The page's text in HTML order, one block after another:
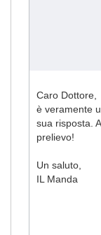
Caro Dottore,
è veramente
sua risposta.
prelievo!
Un saluto,
IL Manda